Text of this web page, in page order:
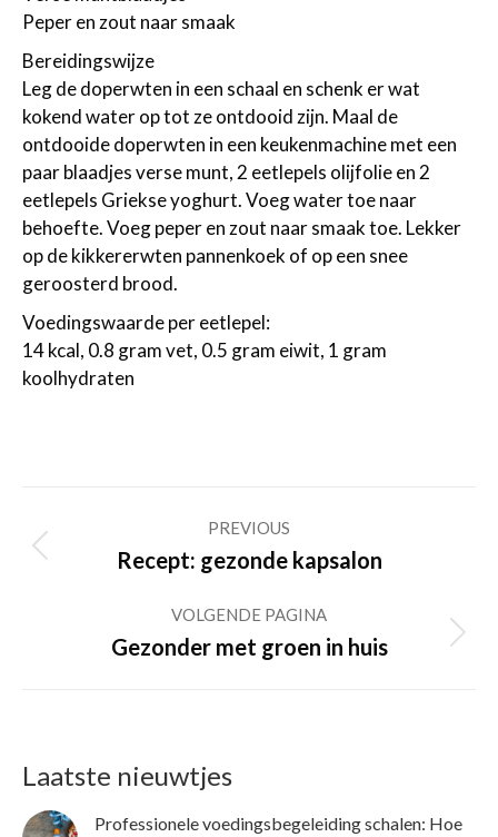
Peper en zout naar smaak
Bereidingswijze
Leg de doperwten in een schaal en schenk er wat
kokend water op tot ze ontdooid zijn. Maal de
ontdooide doperwten in een keukenmachine met een
paar blaadjes verse munt, 2 eetlepels olijfolie en 2
eetlepels Griekse yoghurt. Voeg water toe naar
behoefte. Voeg peper en zout naar smaak toe. Lekker
op de kikkererwten pannenkoek of op een snee
geroosterd brood.
Voedingswaarde per eetlepel:
14 kcal, 0.8 gram vet, 0.5 gram eiwit, 1 gram
koolhydraten
navigation
PREVIOUS
Previous
Recept: gezonde kapsalon
VOLGENDE PAGINA
Volgende
Gezonder met groen in huis
Laatste nieuwtjes
Professionele voedingsbegeleiding schalen: Hoe